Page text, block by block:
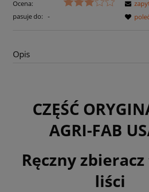
Ocena:
pasuje do: -
Opis
CZĘŚĆ
AGRI-FAB
Ręczny
liści